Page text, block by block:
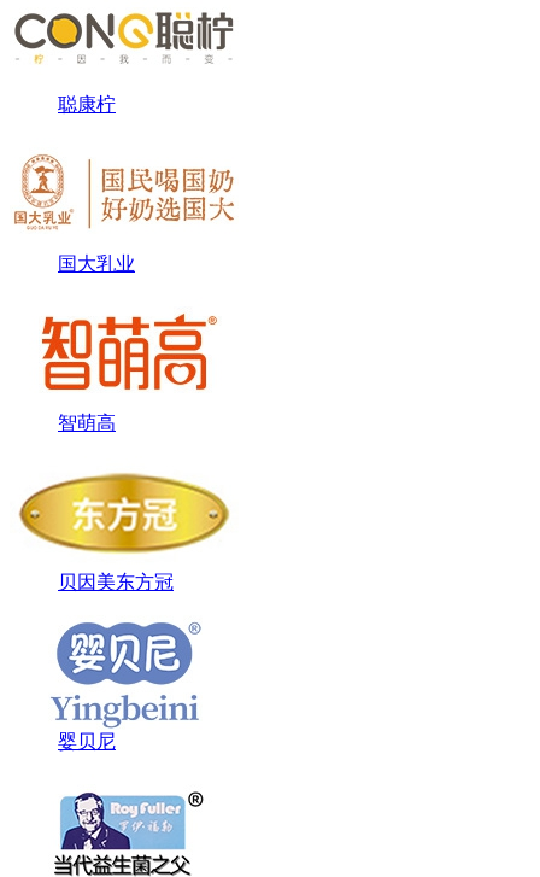
聪康柠
国大乳业
智萌高
贝因美东方冠
婴贝尼